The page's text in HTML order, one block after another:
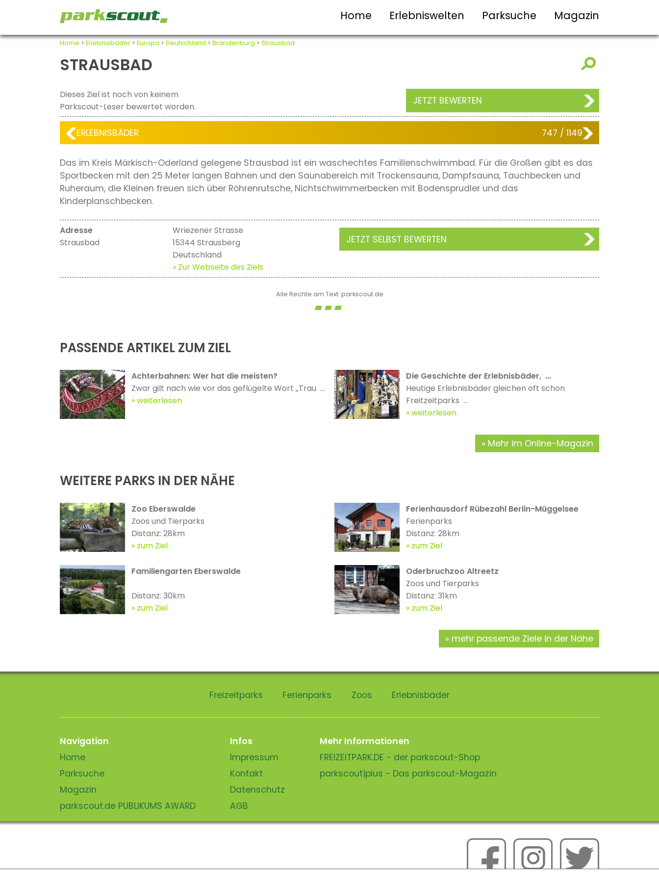
Home Erlebniswelten Parksuche Magazin
Home > Erlebnisbäder > Europa > Deutschland > Brandenburg > Strausbad
STRAUSBAD
Dieses Ziel ist noch von keinem
Parkscout-Leser bewertet worden.
JETZT BEWERTEN
ERLEBNISBÄDER 747 / 1149
Das im Kreis Märkisch-Oderland gelegene Strausbad ist ein waschechtes Familienschwimmbad. Für die Großen gibt es das
Sportbecken mit den 25 Meter langen Bahnen und den Saunabereich mit Trockensauna, Dampfsauna, Tauchbecken und
Ruheraum, die Kleinen freuen sich über Röhrenrutsche, Nichtschwimmerbecken mit Bodensprudler und das
Kinderplanschbecken.
Adresse
Strausbad
Wriezener Strasse
15344 Strausberg
Deutschland
» Zur Webseite des Ziels
JETZT SELBST BEWERTEN
Alle Rechte am Text: parkscout.de
PASSENDE ARTIKEL ZUM ZIEL
Achterbahnen: Wer hat die meisten?
Zwar gilt nach wie vor das geflügelte Wort „Trau ...
weiterlesen
Die Geschichte der Erlebnisbäder, ...
Heutige Erlebnisbäder gleichen oft schon
Freitzeitparks ...
weiterlesen
Mehr im Online-Magazin
WEITERE PARKS IN DER NÄHE
Zoo Eberswalde
Zoos und Tierparks
Distanz: 28km
zum Ziel
Ferienhausdorf Rübezahl Berlin-Müggelsee
Ferienparks
Distanz: 28km
zum Ziel
Familiengarten Eberswalde
Distanz: 30km
zum Ziel
Oderbruchzoo Altreetz
Zoos und Tierparks
Distanz: 31km
zum Ziel
mehr passende Ziele in der Nähe
Freizeitparks Ferienparks Zoos Erlebnisbäder
Navigation
Home
Parksuche
Magazin
parkscout.de PUBLIKUMS AWARD
Infos
Impressum
Kontakt
Datenschutz
AGB
Mehr Informationen
FREIZEITPARK.DE - der parkscout-Shop
parkscout|plus - Das parkscout-Magazin